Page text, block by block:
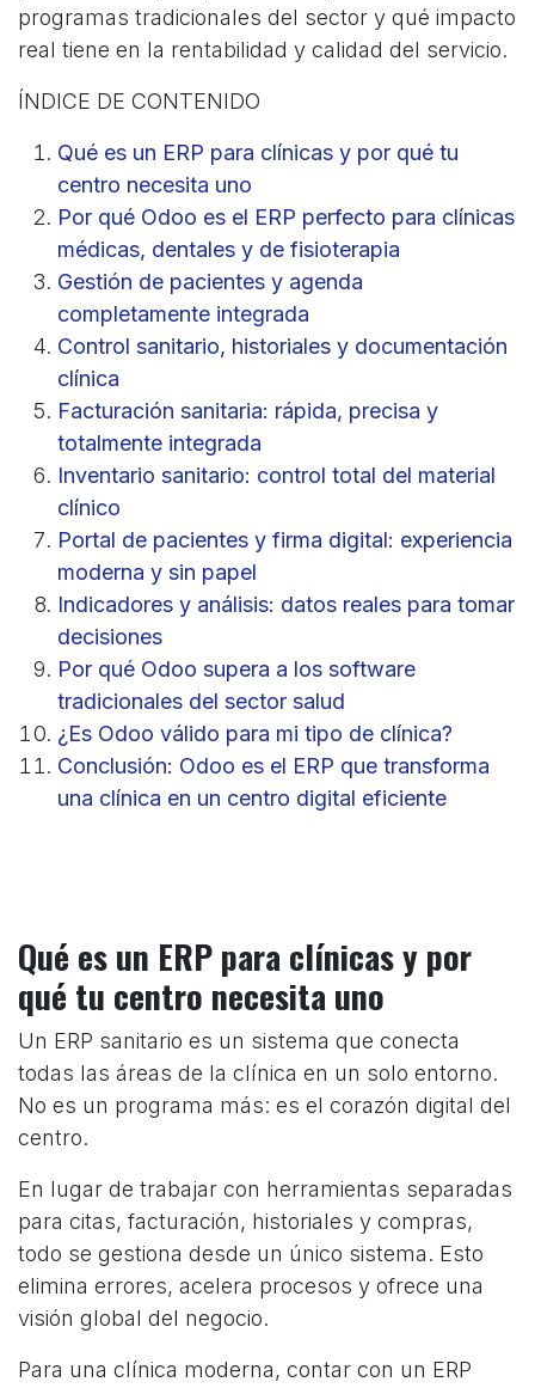
programas tradicionales del sector y qué impacto
real tiene en la rentabilidad y calidad del servicio.
ÍNDICE DE CONTENIDO
Qué es un ERP para clínicas y por qué tu
centro necesita uno
Por qué Odoo es el ERP perfecto para clínicas
médicas, dentales y de fisioterapia
Gestión de pacientes y agenda
completamente integrada
Control sanitario, historiales y documentación
clínica
Facturación sanitaria: rápida, precisa y
totalmente integrada
Inventario sanitario: control total del material
clínico
Portal de pacientes y firma digital: experiencia
moderna y sin papel
Indicadores y análisis: datos reales para tomar
decisiones
Por qué Odoo supera a los software
tradicionales del sector salud
¿Es Odoo válido para mi tipo de clínica?
Conclusión: Odoo es el ERP que transforma
una clínica en un centro digital eficiente
Qué es un ERP para clínicas y por
qué tu centro necesita uno
Un ERP sanitario es un sistema que conecta
todas las áreas de la clínica en un solo entorno.
No es un programa más: es el corazón digital del
centro.
En lugar de trabajar con herramientas separadas
para citas, facturación, historiales y compras,
todo se gestiona desde un único sistema. Esto
elimina errores, acelera procesos y ofrece una
visión global del negocio.
Para una clínica moderna, contar con un ERP